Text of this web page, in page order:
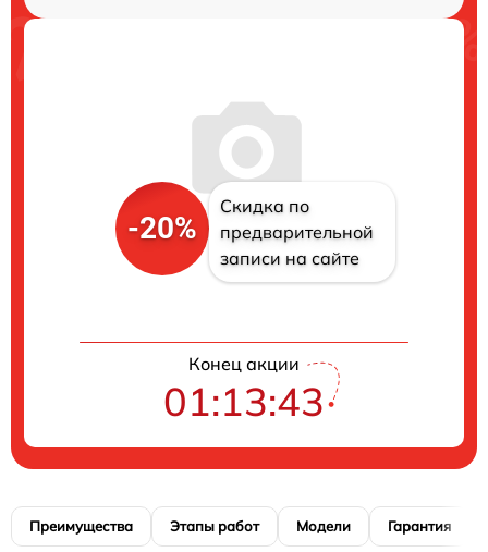
-20%
Скидка по
предварительной
записи на сайте
Конец акции
01:13:42
Преимущества Этапы работ Модели Гарантия